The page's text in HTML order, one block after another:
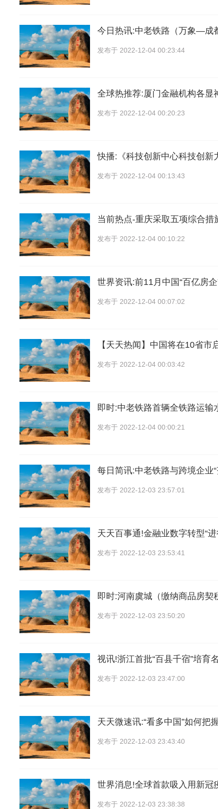
今日热讯:中老铁路（万象—成
发布于 2022-12-04 00:23:44
全球热推荐:厦门金融机构各显
发布于 2022-12-04 00:20:23
快播:《科技创新中心科技创新
发布于 2022-12-04 00:13:43
当前热点-重庆采取五项综合措
发布于 2022-12-04 00:10:22
世界资讯:前11月中国“百亿房
发布于 2022-12-04 00:07:02
【天天热闻】中国将在10省市
发布于 2022-12-04 00:03:42
即时:中老铁路首辆全铁路运输
发布于 2022-12-04 00:00:21
每日简讯:中老铁路与跨境企业
发布于 2022-12-03 23:57:01
天天百事通!金融业数字转型“进
发布于 2022-12-03 23:53:41
即时:河南虞城（缴纳商品房契
发布于 2022-12-03 23:50:20
视讯!浙江首批“百县千宿”培育
发布于 2022-12-03 23:47:00
天天微速讯:“看多中国”如何把
发布于 2022-12-03 23:43:40
世界消息!全球首款吸入用新冠
发布于 2022-12-03 23:38:38